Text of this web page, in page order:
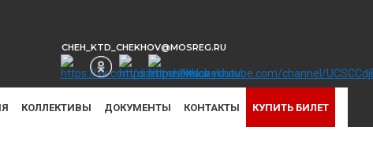
CHEH_KTD_CHEKHOV@MOSREG.RU
КОЛЛЕКТИВЫ ДОКУМЕНТЫ КОНТАКТЫ КУПИТЬ БИЛЕТ